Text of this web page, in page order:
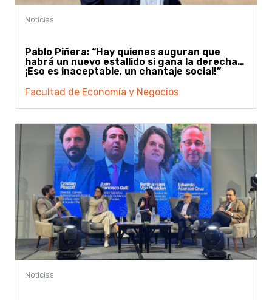
Pablo Piñera: “Hay quienes auguran que
habrá un nuevo estallido si gana la derecha…
¡Eso es inaceptable, un chantaje social!”
Facultad de Economía y Negocios